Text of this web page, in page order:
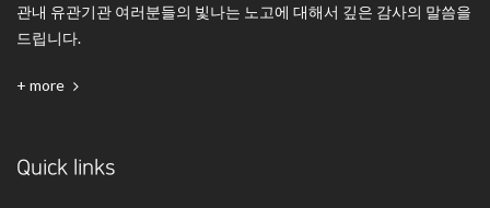
관내 유관기관 여러분들의 빛나는 노고에 대해서 깊은 감사의 말씀을
드립니다.
+ more
Quick links